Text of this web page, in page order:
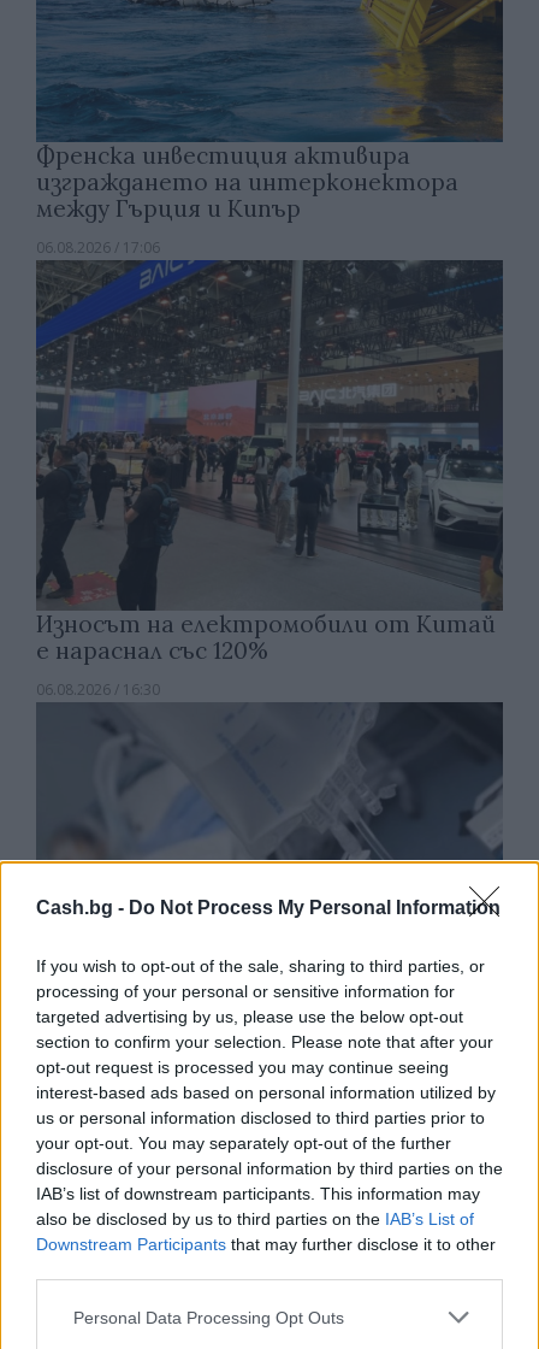
Cash.bg - Do Not Process My Personal Information
If you wish to opt-out of the sale, sharing to third parties, or
processing of your personal or sensitive information for
targeted advertising by us, please use the below opt-out
section to confirm your selection. Please note that after your
opt-out request is processed you may continue seeing
interest-based ads based on personal information utilized by
us or personal information disclosed to third parties prior to
your opt-out. You may separately opt-out of the further
disclosure of your personal information by third parties on the
IAB’s list of downstream participants. This information may
also be disclosed by us to third parties on the IAB’s List of
Downstream Participants that may further disclose it to other
Personal Data Processing Opt Outs
Френска инвестиция активира
изграждането на интерконектора
между Гърция и Кипър
06.08.2026 / 17:06
Износът на електромобили от Китай
е нараснал със 120%
06.08.2026 / 16:30
Ню Йорк стана 14-ият щат на САЩ, в
който е разрешена евтаназията
06.08.2026 / 16:00